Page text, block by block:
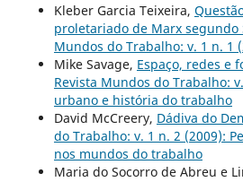
Kleber Garcia Teixeira,
proletariado de Marx segundo
Mundos do Trabalho: v. 1 n. 1
Mike Savage, Espaço, redes e
Revista Mundos do Trabalho:
urbano e história do trabalho
David McCreery, Dádiva do
do Trabalho: v. 1 n. 2 (2009):
nos mundos do trabalho
Maria do Socorro de Abreu e